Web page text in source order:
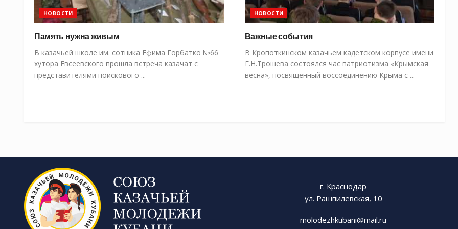
НОВОСТИ
Память нужна живым
В казачьей школе им. сотника Ефима Горбатко №66
хутора Евсеевского прошла встреча казачат с
представителями поискового ...
НОВОСТИ
Важные события
В Кропоткинском казачьем кадетском корпусе имени
Г.Н.Трошева состоялся час патриотизма «Крымская
весна», посвящённый воссоединению Крыма с ...
г. Краснодар
ул. Рашпилевская, 10
molodezhkubani@mail.ru